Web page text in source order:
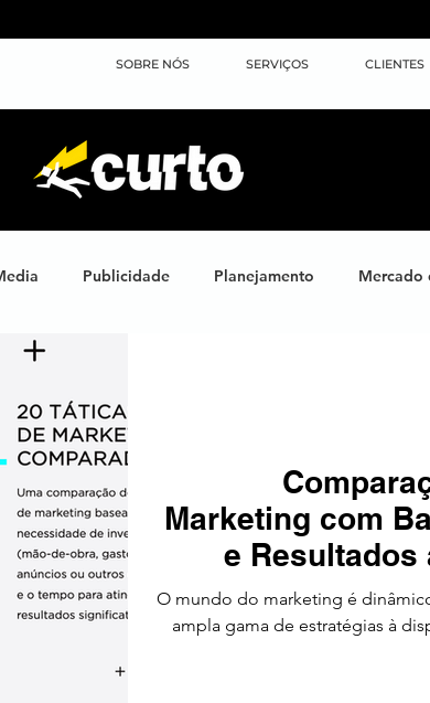
SOBRE NÓS SERVIÇOS CLIENTES
Publicidade Planejamento Mercado
Marketing Esportivo
Tendências América Latina
Marketing com
e Resultados
O mundo do marketing é
ampla gama de estratégias à